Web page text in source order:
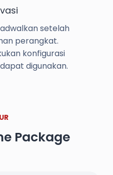
setelah
perangkat.
konfigurasi
digunakan.
Package